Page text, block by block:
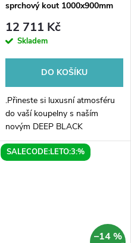
sprchový kout 1000x900mm
12 711 Kč
Skladem
DO KOŠÍKU
.Přineste si luxusní atmosféru
do vaší koupelny s naším
novým DEEP BLACK
obdélníkovým sprchovým
koutem v rozměru
SALECODE:LETO:3:%
–14 %